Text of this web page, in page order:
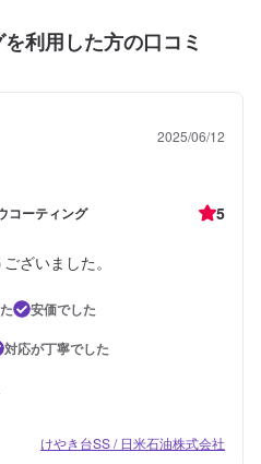
利用した方の口コミ
2025/06/12
コーティング 5
ざいました。
安価でした
対応が丁寧でした
けやき台SS / 日米石油株式会社